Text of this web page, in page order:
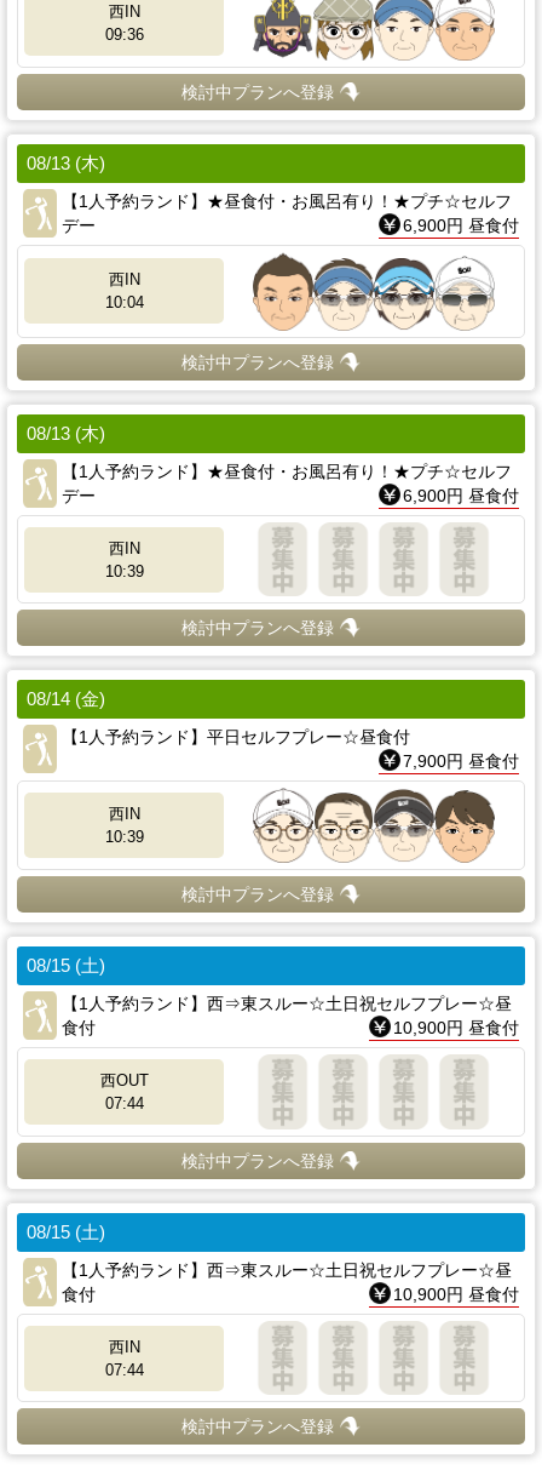
西IN
09:36
検討中プランへ登録
08/13 (木)
【1人予約ランド】★昼食付・お風呂有り！★プチ☆セルフ
デー
6,900円 昼食付
西IN
10:04
検討中プランへ登録
08/13 (木)
【1人予約ランド】★昼食付・お風呂有り！★プチ☆セルフ
デー
6,900円 昼食付
西IN
10:39
検討中プランへ登録
08/14 (金)
【1人予約ランド】平日セルフプレー☆昼食付
7,900円 昼食付
西IN
10:39
検討中プランへ登録
08/15 (土)
【1人予約ランド】西⇒東スルー☆土日祝セルフプレー☆昼
食付
10,900円 昼食付
西OUT
07:44
検討中プランへ登録
08/15 (土)
【1人予約ランド】西⇒東スルー☆土日祝セルフプレー☆昼
食付
10,900円 昼食付
西IN
07:44
検討中プランへ登録